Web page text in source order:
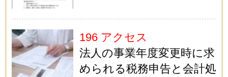
196 アクセス
法人の事業年度変更時に求
められる税務申告と会計処